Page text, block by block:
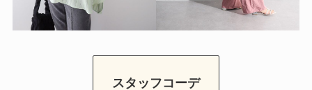
スタッフコーデ